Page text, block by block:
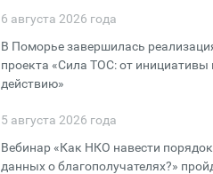
6 августа 2026 года
В Поморье завершилась
проекта «Сила ТОС: от инициативы
действию»
5 августа 2026 года
Вебинар «Как НКО навести
данных о благополучателях?»